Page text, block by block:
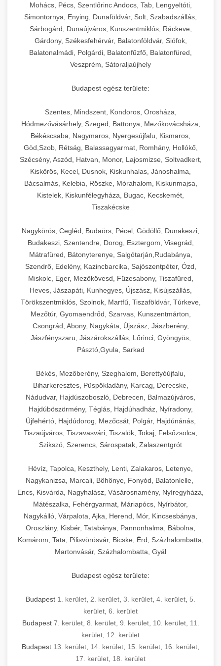
kereskedelmi tésztakeverő
állítható vastagság beállítással.
chef-iparikonyhagepek.hu
professzionális élelmiszer szeletelő
Kereskedelmi vákuumcsomagoló berendezések
élelmiszerek tartósításához. Hosszabbítsa a
szavatossági időt és tartsa meg a termék
frissességét.
🎁 23. Vákuumfóliázó Gép +
Ipari vákuumfóliázó gépek professzionális
Hatékony lezárási és tartósítási megoldások.
chef-iparikonyhagepek.hu
kereskedelmi csomagoló gép
professzionális konyhák számára. Nagy
kapacitású sütő- és főzőberendezés precíz
hőmérséklet-szabályozással.
chef-iparikonyhagepek.hu
kereskedelmi sütősütő
❄️ 25. Ipari Hűtőszekrény +
Professzionális hűtőegységek és hűtőkamrák
kereskedelmi konyhák számára.
Energiahatékony hűtési megoldások nagy
kapacitással.
chef-iparikonyhagepek.hu
💧 26. Ipari Mosogatógép +
Kereskedelmi mosogatóberendezések nagy
forgalmú éttermi műveletekhez. Gyors tisztítási
ciklusok fertőtlenítési képességekkel.
chef-iparikonyhagepek.hu
🧀 27. Ipari Sajtreszelő Gép +
élelmiszer-előkészítéshez. Különböző reszelési
méretek különböző alkalmazásokhoz.
chef-iparikonyhagepek.hu
kereskedelmi sajtreszelő
🍳 28. Nagykonyhai
Berendezések
+
Teljes körű nagykonyhai berendezések és
professzionális vendéglátóipari kellékek.
Minden, ami szükséges éttermi és catering
műveletekhez.
chef-iparikonyhagepek.hu
kereskedelmi konyhai megoldások
Mohács, Pécs, Szentlőrinc Andocs, Tab, Lengyeltóti,
Simontornya, Enying, Dunaföldvár, Solt, Szabadszállás,
Sárbogárd, Dunaújváros, Kunszentmiklós, Ráckeve,
Gárdony, Székesfehérvár, Balatonföldvár, Siófok,
Balatonalmádi, Polgárdi, Balatonfűzfő, Balatonfüred,
Veszprém, Sátoraljaújhely
Budapest egész területe:
Szentes, Mindszent, Kondoros, Orosháza,
Hódmezővásárhely, Szeged, Battonya, Mezőkovácsháza,
Békéscsaba, Nagymaros, Nyergesújfalu, Kismaros,
Göd,Szob, Rétság, Balassagyarmat, Romhány, Hollókő,
Szécsény, Aszód, Hatvan, Monor, Lajosmizse, Soltvadkert,
Kiskőrös, Kecel, Dusnok, Kiskunhalas, Jánoshalma,
Bácsalmás, Kelebia, Röszke, Mórahalom, Kiskunmajsa,
Kistelek, Kiskunfélegyháza, Bugac, Kecskemét,
Tiszakécske
Nagykörös, Cegléd, Budaörs, Pécel, Gödöllő, Dunakeszi,
Budakeszi, Szentendre, Dorog, Esztergom, Visegrád,
Mátrafüred, Bátonyterenye, Salgótarján,Rudabánya,
Szendrő, Edelény, Kazincbarcika, Sajószentpéter, Ózd,
Miskolc, Eger, Mezőkövesd, Füzesabony, Tiszafüred,
Heves, Jászapáti, Kunhegyes, Újszász, Kisújszállás,
Törökszentmiklós, Szolnok, Martfű, Tiszaföldvár, Túrkeve,
Mezőtúr, Gyomaendrőd, Szarvas, Kunszentmárton,
Csongrád, Abony, Nagykáta, Újszász, Jászberény,
Jászfényszaru, Jászárokszállás, Lőrinci, Gyöngyös,
Pásztó,Gyula, Sarkad
Békés, Mezőberény, Szeghalom, Berettyóújfalu,
Biharkeresztes, Püspökladány, Karcag, Derecske,
Nádudvar, Hajdúszoboszló, Debrecen, Balmazújváros,
Hajdúböszörmény, Téglás, Hajdúhadház, Nyíradony,
Újfehértó, Hajdúdorog, Mezőcsát, Polgár, Hajdúnánás,
Tiszaújváros, Tiszavasvári, Tiszalök, Tokaj, Felsőzsolca,
Szikszó, Szerencs, Sárospatak, Zalaszentgrót
Hévíz, Tapolca, Keszthely, Lenti, Zalakaros, Letenye,
Nagykanizsa, Marcali, Böhönye, Fonyód, Balatonlelle,
Encs, Kisvárda, Nagyhalász, Vásárosnamény, Nyíregyháza,
Mátészalka, Fehérgyarmat, Máriapócs, Nyírbátor,
Nagykálló, Várpalota, Ajka, Herend, Mór, Kincsesbánya,
Oroszlány, Kisbér, Tatabánya, Pannonhalma, Bábolna,
Komárom, Tata, Pilisvörösvár, Bicske, Érd, Százhalombatta,
Martonvásár, Százhalombatta, Gyál
Budapest egész területe:
Budapest 1. kerület 2. kerület 3. kerület 4. kerület 5.
kerület 6. kerület
Budapest 7. kerület, 8. kerület, 9. kerület, 10. kerület, 11.
kerület 12. kerület
Budapest 13. kerület 14. kerület 15. kerület 16. kerület
17. kerület 18. kerület